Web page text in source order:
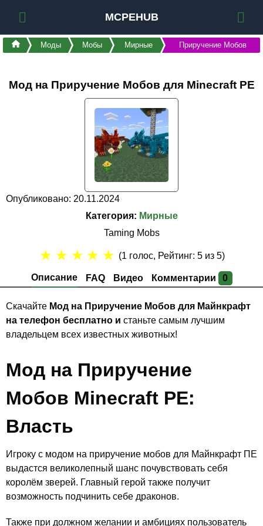
MCPEHUB
Моды Мобы Мирные Приручение Мобов
Мод на Приручение Мобов для Minecraft PE
Опубликовано: 20.11.2024
Категория: Мирные
Taming Mobs
Описание FAQ Видео Комментарии 0
★ ★ ★ ★ ★ (1 голос, Рейтинг:5 из 5)
Скачайте Мод на Приручение Мобов для Майнкрафт
на телефон бесплатно и станьте самым лучшим
владельцем всех известных животных!
Мод на Приручение
Мобов Minecraft PE:
Власть
Игроку с модом на приручение мобов для Майнкрафт ПЕ
выдастся великолепный шанс почувствовать себя
королём зверей. Главный герой также получит
возможность подчинить себе драконов.
Также при должном желании и амбициях пользователь